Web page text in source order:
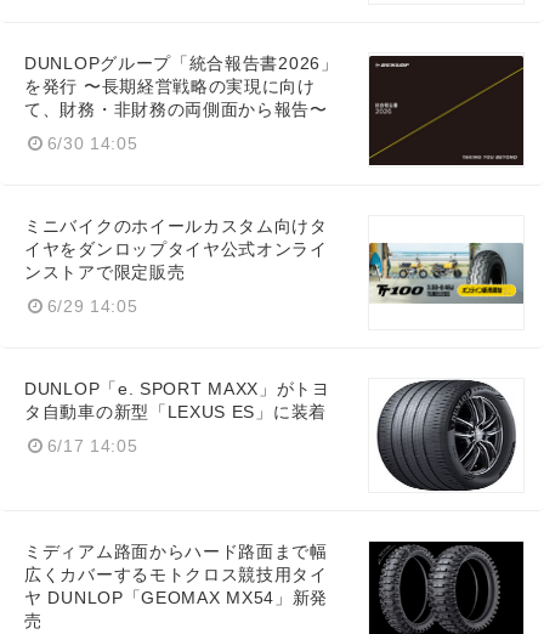
DUNLOPグループ「統合報告書2026」
を発行 〜長期経営戦略の実現に向け
て、財務・非財務の両側面から報告〜
6/30 14:05
ミニバイクのホイールカスタム向けタ
イヤをダンロップタイヤ公式オンライ
ンストアで限定販売
6/29 14:05
DUNLOP「e. SPORT MAXX」がトヨ
タ自動車の新型「LEXUS ES」に装着
6/17 14:05
ミディアム路面からハード路面まで幅
広くカバーするモトクロス競技用タイ
ヤ DUNLOP「GEOMAX MX54」新発
売